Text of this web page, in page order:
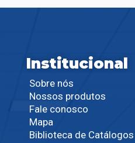
Institucional
Sobre nós
Nossos produtos
Fale conosco
Mapa
Biblioteca de Catálogos